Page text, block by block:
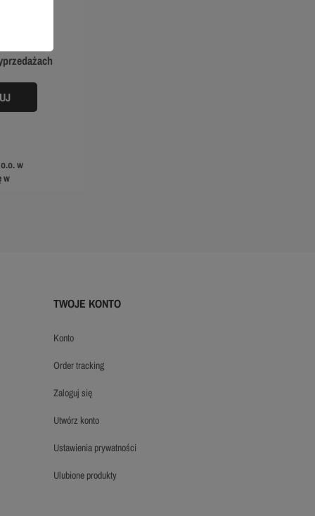
w
w
TWOJE KONTO
konto
order tracking
zaloguj się
utwórz konto
ustawienia prywatności
ulubione produkty